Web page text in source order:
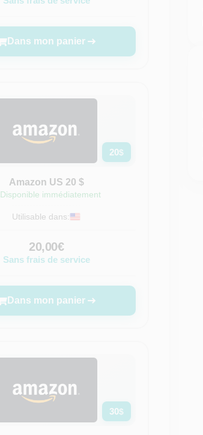
Dans mon panier
20$
Amazon US 20 $
Disponible immédiatement
Utilisable dans:
20,00€
Sans frais de service
Dans mon panier
30$